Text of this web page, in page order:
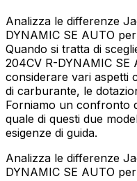
Analizza le differenze
DYNAMIC SE AUTO
Quando si tratta di
204CV R-DYNAMIC SE
considerare vari aspetti
di carburante, le
Forniamo un confronto
quale di questi due
esigenze di guida.
Analizza le differenze
DYNAMIC SE AUTO